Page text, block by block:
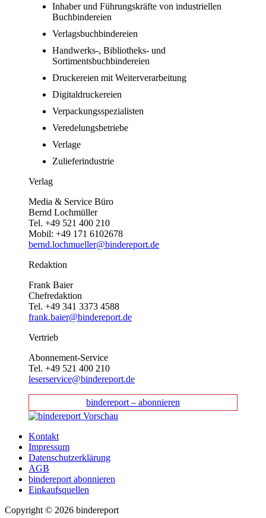
Inhaber und Führungskräfte von industriellen
Buchbindereien
Verlagsbuchbindereien
Handwerks-, Bibliotheks- und
Sortimentsbuchbindereien
Druckereien mit Weiterverarbeitung
Digitaldruckereien
Verpackungsspezialisten
Veredelungsbetriebe
Verlage
Zulieferindustrie
Verlag
Media & Service Büro
Bernd Lochmüller
Tel. +49 521 400 210
Mobil: +49 171 6102678
bernd.lochmueller@bindereport.de
Redaktion
Frank Baier
Chefredaktion
Tel. +49 341 3373 4588
frank.baier@bindereport.de
Vertrieb
Abonnement-Service
Tel. +49 521 400 210
leserservice@bindereport.de
bindereport – abonnieren
Kontakt
Impressum
Datenschutzerklärung
AGB
bindereport abonnieren
Einkaufsquellen
Copyright © 2026 bindereport